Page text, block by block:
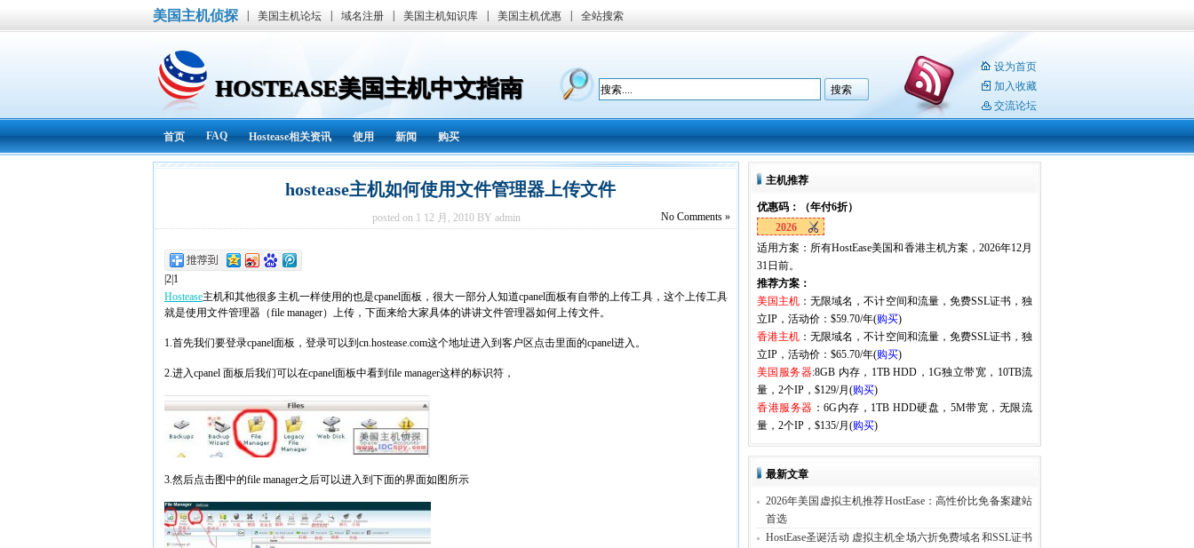
美国主机侦探 美国主机论坛 域名注册 美国主机知识库 美国主机优惠 全站搜索
HOSTEASE美国主机中文指南
设为首页
加入收藏
交流论坛
首页 FAQ Hostease相关资讯 使用 新闻 购买
hostease主机如何使用文件管理器上传文件
posted on 1 12 月, 2010 BY admin No Comments »
|2|1
Hostease主机和其他很多主机一样使用的也是cpanel面板，很大一部分人知道cpanel面板有自带的上传工具，这个上传工具
就是使用文件管理器（file manager）上传，下面来给大家具体的讲讲文件管理器如何上传文件。
1.首先我们要登录cpanel面板，登录可以到cn.hostease.com这个地址进入到客户区点击里面的cpanel进入。
2.进入cpanel 面板后我们可以在cpanel面板中看到file manager这样的标识符，
3.然后点击图中的file manager之后可以进入到下面的界面如图所示
主机推荐
优惠码：（年付6折）
2026
适用方案：所有HostEase美国和香港主机方案，2026年12月
31日前。
推荐方案：
美国主机 ：无限域名，不计空间和流量，免费SSL证书，独
立IP，活动价：$59.70/年(购买)
香港主机 ：无限域名，不计空间和流量，免费SSL证书，独
立IP，活动价：$65.70/年(购买)
美国服务器:8GB 内存，1TB HDD，1G独立带宽，10TB流
量，2个IP，$129/月(购买)
香港服务器 ：6G内存，1TB HDD硬盘，5M带宽，无限流
量，2个IP，$135/月(购买)
最新文章
2026年美国虚拟主机推荐HostEase：高性价比免备案建站
首选
HostEase圣诞活动 虚拟主机全场六折免费域名和SSL证书